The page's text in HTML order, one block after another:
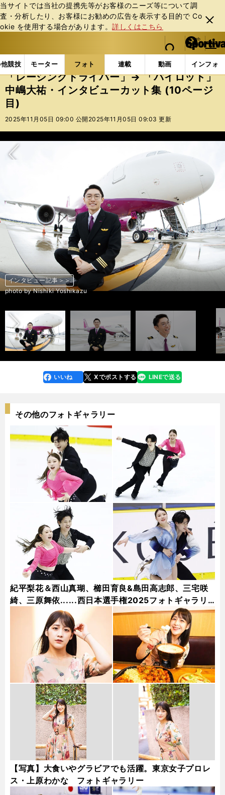
当サイトでは当社の提携先等がお客様のニーズ等について調
査・分析したり、お客様にお勧めの広告を表⽰する⽬的で Co
okie を使⽤する場合があります。詳しくはこちら
閉じ
る
web Sportiva (webスポルティーバ)
検索
マイペ
ー
ジ
メニュ
競技 モーター フォト 連載 動画 インフォ
b
ス
ポ
ル
テ
ー
バ
フォトギャラリー 「レーシングドライバー」→ 「パ
「レーシングドライバー」→ 「パイロット」
中嶋大祐・インタビューカット集 (10ページ
目)
2025年11月05日 09:00 公開 2025年11月05日 09:03 更新
インタビュー記事＞＞
photo by Nishiki Yoshikazu
インタビュー記事＞＞
photo by Nishiki Yoshikazu
インタビュー記事＞＞
photo by Nishiki Yoshikazu
インタビュー記事＞＞
photo by Nishiki Yoshikazu
インタビュー記事＞＞
photo by Nishiki Yoshikazu
インタビュー記事＞＞
photo by Nishiki Yoshikazu
インタビュー記事＞＞
photo by Nishiki Yoshikazu
インタビュー記事＞＞
photo by Nishiki Yoshikazu
インタビュー記事＞＞
photo by Nishiki Yoshikazu
インタビュー記事＞＞
photo by Nishiki Yoshikazu
前へ
faceboo
k
いいね Xでポストする
line LINEで送る
その他のフォトギャラリー
紀平梨花＆西山真瑚、櫛田育良&島田高志郎、三宅咲
綺、三原舞依......西日本選手権2025フォトギャラリ
【写真】大食いやグラビアでも活躍。東京女子プロレ
ス・上原わかな フォトギャラリー